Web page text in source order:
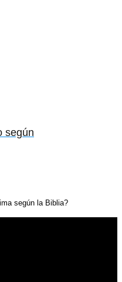
según
según la Biblia?